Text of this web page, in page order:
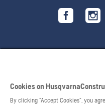
Cookies on
By clicking “Accept Cookies”, you